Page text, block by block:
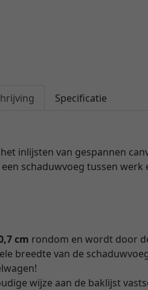
Specificatie
inlijsten van gespannen
schaduwvoeg tussen
cm rondom en wordt door
breedte van de
wijze aan de baklijst